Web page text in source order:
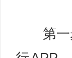
第一步